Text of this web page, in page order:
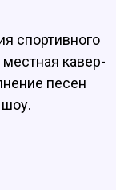
спортивного
кавер-
песен